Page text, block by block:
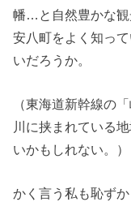
幡…と自然豊かな観
安八町をよく知っ
いだろうか。
（東海道新幹線の
川に挟まれている
いかもしれない。）
かく言う私も恥ず